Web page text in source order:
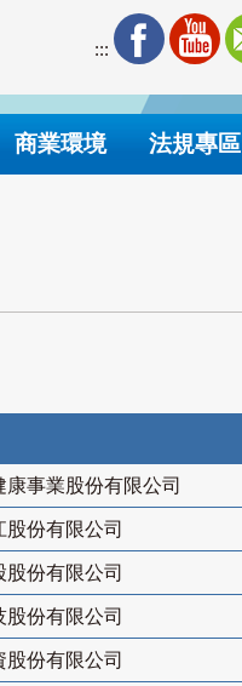
:::
商業環境 法規專區
康事業股份有限公司
股份有限公司
股份有限公司
股份有限公司
股份有限公司